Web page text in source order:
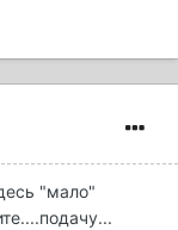
"мало"